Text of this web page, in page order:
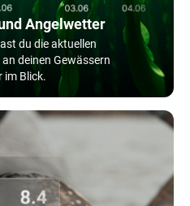
Angelwetter
du die aktuellen
deinen Gewässern
im Blick.